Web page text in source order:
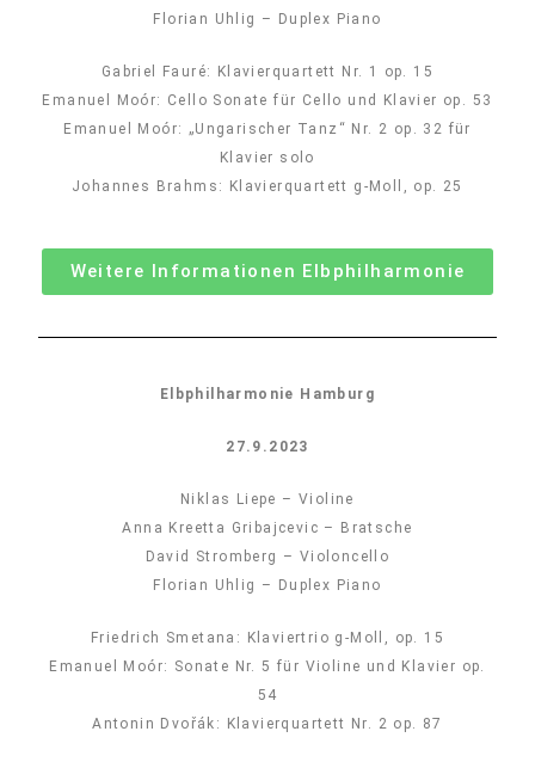
Florian Uhlig – Duplex Piano
Gabriel Fauré: Klavierquartett Nr. 1 op. 15
Emanuel Moór: Cello Sonate für Cello und Klavier op. 53
Emanuel Moór: „Ungarischer Tanz“ Nr. 2 op. 32 für
Klavier solo
Johannes Brahms: Klavierquartett g-Moll, op. 25
Weitere Informationen Elbphilharmonie
Elbphilharmonie Hamburg
27.9.2023
Niklas Liepe – Violine
Anna Kreetta Gribajcevic – Bratsche
David Stromberg – Violoncello
Florian Uhlig – Duplex Piano
Friedrich Smetana: Klaviertrio g-Moll, op. 15
Emanuel Moór: Sonate Nr. 5 für Violine und Klavier op.
54
Antonin Dvořák: Klavierquartett Nr. 2 op. 87